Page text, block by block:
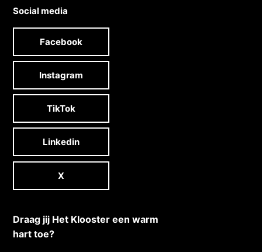
Social media
Facebook
Instagram
TikTok
Linkedin
X
Draag jij Het Klooster een warm
hart toe?